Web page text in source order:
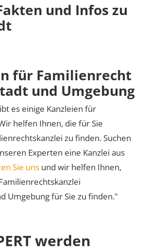
und Infos zu
für Familienrecht
und Umgebung
es einige Kanzleien für
helfen Ihnen, die für Sie
zu finden. Suchen
Experten eine Kanzlei aus
Sie uns und wir helfen Ihnen,
Umgebung für Sie zu finden."
werden